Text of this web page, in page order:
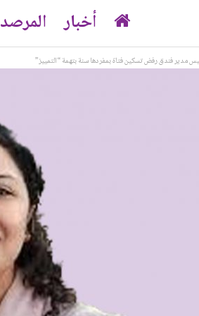
أخبار المرصد
مدير فندق رفض تسكين فتاة بمفردها سنة بتهمة “التمييز”